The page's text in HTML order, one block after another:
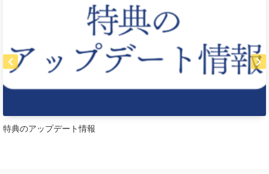
特典のアップデート情報